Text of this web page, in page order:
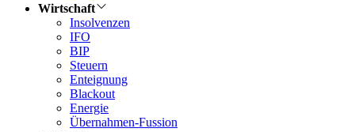
Wirtschaft
Insolvenzen
IFO
BIP
Steuern
Enteignung
Blackout
Energie
Übernahmen-Fussion